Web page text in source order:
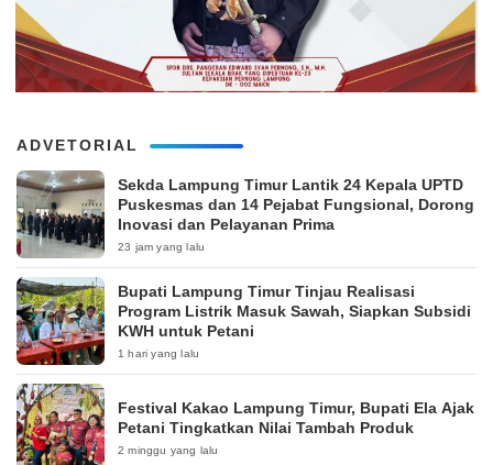
ADVETORIAL
‎Sekda Lampung Timur Lantik 24 Kepala UPTD
Puskesmas dan 14 Pejabat Fungsional, Dorong
Inovasi dan Pelayanan Prima
23 jam yang lalu
Bupati Lampung Timur Tinjau Realisasi
Program Listrik Masuk Sawah, Siapkan Subsidi
KWH untuk Petani
1 hari yang lalu
‎Festival Kakao Lampung Timur, Bupati Ela Ajak
Petani Tingkatkan Nilai Tambah Produk
2 minggu yang lalu